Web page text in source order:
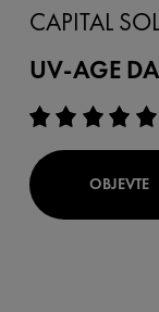
CAPITAL
UV-AGE
OBJEVTE